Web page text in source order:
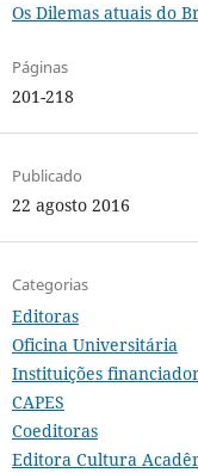
Os Dilemas atuais do
Páginas
201-218
Publicado
22 agosto 2016
Categorias
Editoras
Oficina Universitária
Instituições
CAPES
Coeditoras
Editora Cultura